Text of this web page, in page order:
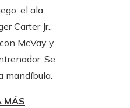
el ala
Carter Jr.,
McVay y
Se
mandíbula.
MÁS